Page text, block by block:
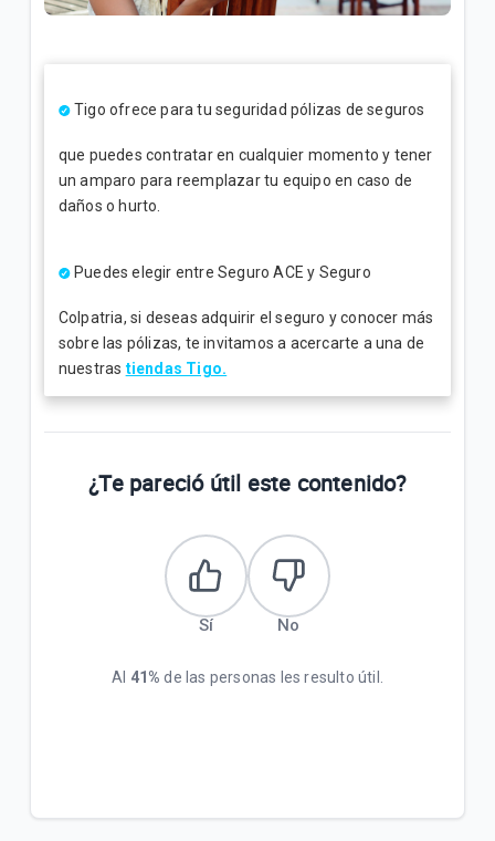
¿Cómo consultar tus consumos en Mi.Tigo? | Móvil
préstamo | Móvil
Tigo ofrece para tu seguridad pólizas de seguros
que puedes contratar en cualquier momento y tener
un amparo para reemplazar tu equipo en caso de
daños o hurto.
Puedes elegir entre Seguro ACE y Seguro
Colpatria, si deseas adquirir el seguro y conocer más
sobre las pólizas, te invitamos a acercarte a una de
nuestras tiendas Tigo.
¿Te pareció útil este contenido?
Sí No
Al 41% de las personas les resulto útil.